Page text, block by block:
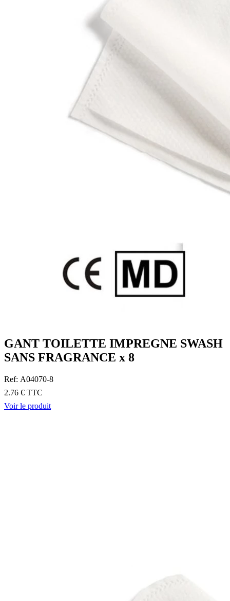
GANT TOILETTE IMPREGNE SWASH
SANS FRAGRANCE x 8
Ref: A04070-8
2.76 € TTC
Voir le produit